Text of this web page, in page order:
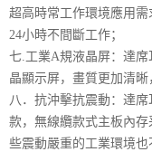
超高時常工作環境應用
24小時不間斷工作；
七.工業A規液晶屏：達
晶顯示屏，畫質更加清晰
八．抗沖擊抗震動：達
款，無線纜款式主板內
些震動嚴重的工業環境